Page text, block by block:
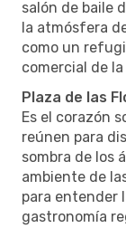
salón de baile
la atmósfera
como un
comercial de
Plaza de las
Es el corazón
reúnen para
sombra de los
ambiente de
para entender
gastronomía